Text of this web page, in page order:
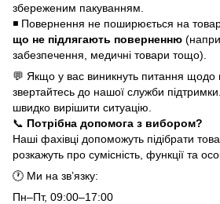
збереженим пакуванням.
◾ Повернення не поширюється на
що не підлягають поверненню
забезпечення, медичні товари тощо).
💬 Якщо у вас виникнуть питання
звертайтесь до нашої служби
швидко вирішити ситуацію.
📞 Потрібна допомога з вибором?
Наші фахівці допоможуть підібрати
розкажуть про сумісність, функції та
🕐 Ми на зв’язку:
Пн–Пт, 09:00–17:00